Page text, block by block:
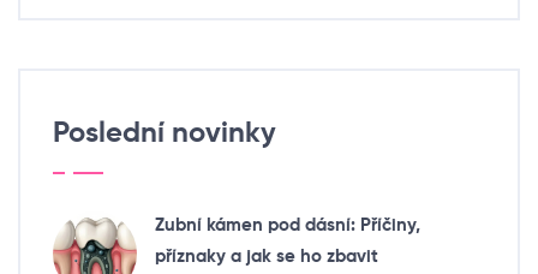
Poslední novinky
Zubní kámen pod dásní: Příčiny,
příznaky a jak se ho zbavit